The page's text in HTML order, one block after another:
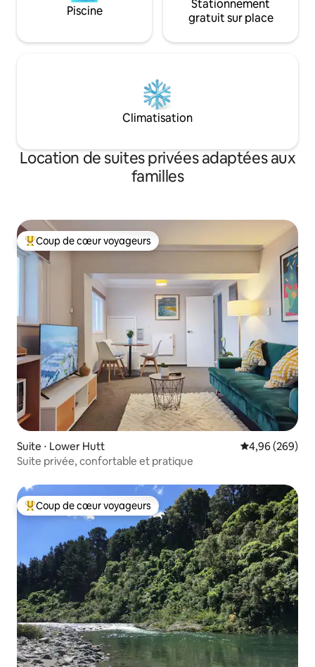
Piscine
Stationnement
gratuit sur place
Climatisation
Location de suites privées adaptées aux
familles
Coups de cœur voyageurs les plus appréciés
Coup de cœur voyageurs
Suite ⋅ Lower Hutt Évaluation
4,96 (269)
Suite privée, confortable et pratique
Coups de cœur voyageurs les plus appréciés
Coup de cœur voyageurs